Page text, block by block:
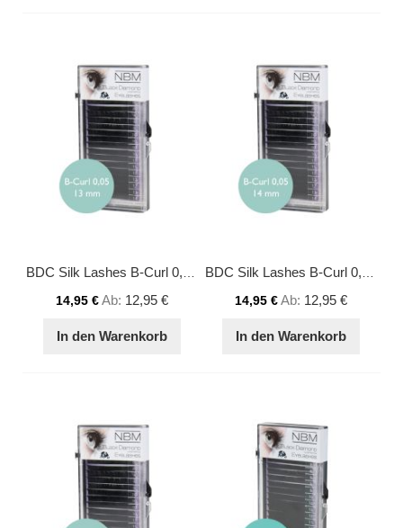
BDC Silk Lashes B-Curl 0,05 - 13 mm
14,95 €Ab 12,95 €
In den Warenkorb
BDC Silk Lashes B-Curl 0,05 - 14 mm
14,95 €Ab 12,95 €
In den Warenkorb